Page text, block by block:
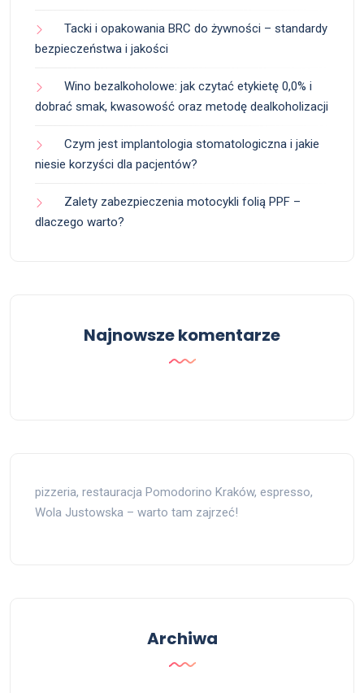
Tacki i opakowania BRC do żywności – standardy
bezpieczeństwa i jakości
Wino bezalkoholowe: jak czytać etykietę 0,0% i
dobrać smak, kwasowość oraz metodę dealkoholizacji
Czym jest implantologia stomatologiczna i jakie
niesie korzyści dla pacjentów?
Zalety zabezpieczenia motocykli folią PPF –
dlaczego warto?
Najnowsze komentarze
pizzeria, restauracja Pomodorino Kraków, espresso,
Wola Justowska – warto tam zajrzeć!
Archiwa